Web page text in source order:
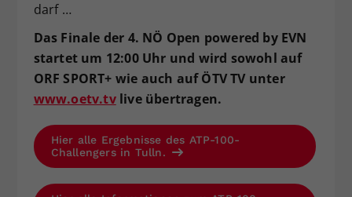
darf …
Das Finale der 4. NÖ Open powered by EVN
startet um 12:00 Uhr und wird sowohl auf
ORF SPORT+ wie auch auf ÖTV TV unter
www.oetv.tvlive übertragen.
Hier alle Ergebnisse des ATP-100-
Challengers in Tulln.